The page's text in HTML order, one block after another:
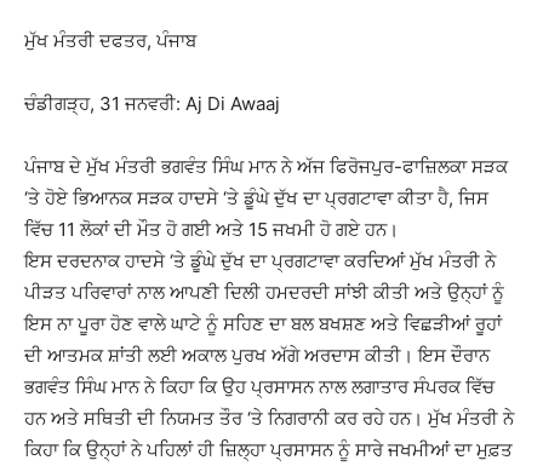
ਮੁੱਖ ਮੰਤਰੀ ਦਫਤਰ, ਪੰਜਾਬ
ਚੰਡੀਗੜ੍ਹ, 31 ਜਨਵਰੀ: Aj Di Awaaj
ਪੰਜਾਬ ਦੇ ਮੁੱਖ ਮੰਤਰੀ ਭਗਵੰਤ ਸਿੰਘ ਮਾਨ ਨੇ ਅੱਜ ਫਿਰੋਜਪੁਰ-ਫਾਜ਼ਿਲਕਾ ਸੜਕ
‘ਤੇ ਹੋਏ ਭਿਆਨਕ ਸੜਕ ਹਾਦਸੇ ‘ਤੇ ਡੂੰਘੇ ਦੁੱਖ ਦਾ ਪ੍ਰਗਟਾਵਾ ਕੀਤਾ ਹੈ, ਜਿਸ
ਵਿੱਚ 11 ਲੋਕਾਂ ਦੀ ਮੌਤ ਹੋ ਗਈ ਅਤੇ 15 ਜਖਮੀ ਹੋ ਗਏ ਹਨ।
ਇਸ ਦਰਦਨਾਕ ਹਾਦਸੇ ‘ਤੇ ਡੂੰਘੇ ਦੁੱਖ ਦਾ ਪ੍ਰਗਟਾਵਾ ਕਰਦਿਆਂ ਮੁੱਖ ਮੰਤਰੀ ਨੇ
ਪੀੜਤ ਪਰਿਵਾਰਾਂ ਨਾਲ ਆਪਣੀ ਦਿਲੀ ਹਮਦਰਦੀ ਸਾਂਝੀ ਕੀਤੀ ਅਤੇ ਉਨ੍ਹਾਂ ਨੂੰ
ਇਸ ਨਾ ਪੂਰਾ ਹੋਣ ਵਾਲੇ ਘਾਟੇ ਨੂੰ ਸਹਿਣ ਦਾ ਬਲ ਬਖਸ਼ਣ ਅਤੇ ਵਿਛੜੀਆਂ ਰੂਹਾਂ
ਦੀ ਆਤਮਕ ਸ਼ਾਂਤੀ ਲਈ ਅਕਾਲ ਪੁਰਖ ਅੱਗੇ ਅਰਦਾਸ ਕੀਤੀ। ਇਸ ਦੌਰਾਨ
ਭਗਵੰਤ ਸਿੰਘ ਮਾਨ ਨੇ ਕਿਹਾ ਕਿ ਉਹ ਪ੍ਰਸਾਸਨ ਨਾਲ ਲਗਾਤਾਰ ਸੰਪਰਕ ਵਿੱਚ
ਹਨ ਅਤੇ ਸਥਿਤੀ ਦੀ ਨਿਯਮਤ ਤੌਰ ‘ਤੇ ਨਿਗਰਾਨੀ ਕਰ ਰਹੇ ਹਨ। ਮੁੱਖ ਮੰਤਰੀ ਨੇ
ਕਿਹਾ ਕਿ ਉਨ੍ਹਾਂ ਨੇ ਪਹਿਲਾਂ ਹੀ ਜ਼ਿਲ੍ਹਾ ਪ੍ਰਸਾਸਨ ਨੂੰ ਸਾਰੇ ਜਖਮੀਆਂ ਦਾ ਮੁਫ਼ਤ